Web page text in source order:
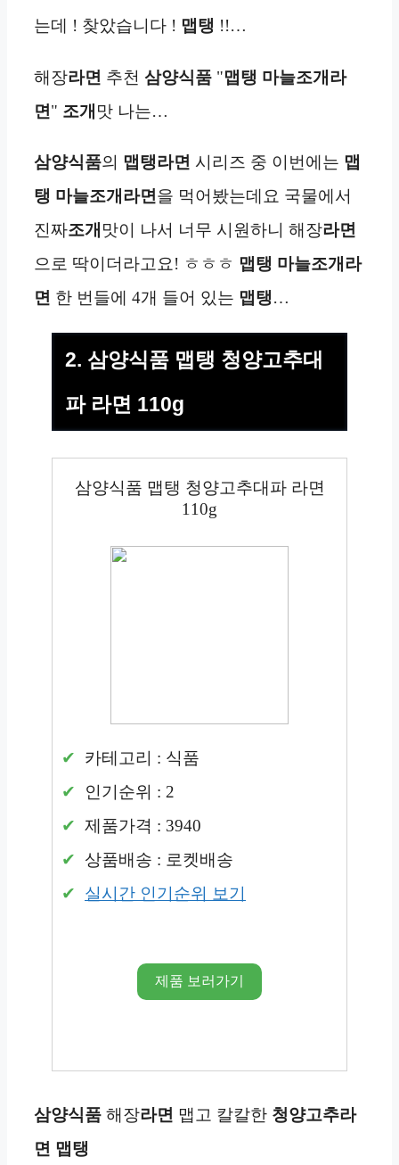
는데 ! 찾았습니다 ! 맵탱 !!…
해장라면 추천 삼양식품 "맵탱 마늘조개라
면 " 조개 맛 나는…
삼양식품의 맵탱라면 시리즈 중 이번에는 맵
탱 마늘조개라면 을 먹어봤는데요 국물에서
진짜조개 맛이 나서 너무 시원하니 해장라면
으로 딱이더라고요! ㅎㅎㅎ 맵탱 마늘조개라
면 한 번들에 4개 들어 있는 맵탱…
2. 삼양식품 맵탱 청양고추대
파 라면 110g
삼양식품 맵탱 청양고추대파 라면
110g
카테고리 : 식품
인기순위 : 2
제품가격 : 3940
상품배송 : 로켓배송
실시간 인기순위 보기
제품 보러가기
삼양식품 해장라면 맵고 칼칼한 청양고추라
면 맵탱